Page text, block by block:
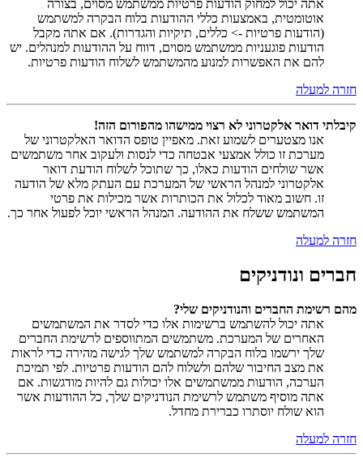
אתה יכול למחוק הודעות פרטיות ממשתמש מסוים, בצורה
אוטומטית, באמצעות כללי ההודעות בלוח הבקרה למשתמש
(הודעות פרטיות -> כללים, תיקיות והגדרות). אם אתה מקבל
הודעות פוגעניות ממשתמש מסוים, דווח על ההודעות למנהלים. יש
להם את האפשרות למנוע מהמשתמש לשלוח הודעות פרטיות.
חזרה למעלה
קיבלתי דואר אלקטרוני לא רצוי ממישהו מהפורום הזה!
אנו מצטערים לשמוע זאת. מאפיין טופס הדואר האלקטרוני של
מערכת זו כולל אמצעי אבטחה כדי לנסות ולעקוב אחר משתמשים
אשר שולחים הודעות כאלו, כך שתוכל לשלוח הודעת דואר
אלקטרוני למנהל הראשי של המערכת עם העתק מלא של הודעה
זו. חשוב מאוד לכלול את הכותרות אשר מכילות את פרטי
המשתמש ששלח את ההודעה. המנהל הראשי יוכל לפעול אחר כך.
חזרה למעלה
חברים ונודניקים
מהם רשימת החברים והנודניקים שלי?
אתה יכול להשתמש ברשימות אלו כדי לסדר את המשתמשים
האחרים של המערכת. משתמשים המתווספים לרשימת החברים
שלך ירשמו בלוח הבקרה למשתמש שלך לגישה מהירה כדי לראות
את מצב החיבור שלהם ולשלוח להם הודעות פרטיות. לפי תמיכת
הערכה, הודעות ממשתמשים אלו יכולות גם להיות מודגשות. אם
אתה מוסיף משתמש לרשימת הנודניקים שלך, כל ההודעות אשר
הוא שולח יוסתרו כברירת מחדל.
חזרה למעלה